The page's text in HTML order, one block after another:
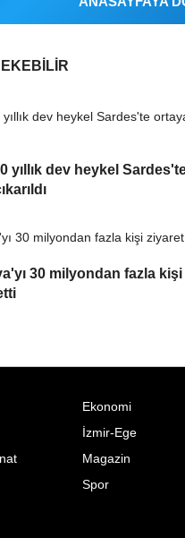
yıllık dev heykel
30 milyondan fazla kişi
Ekonomi
İzmir-Ege
Magazin
Spor